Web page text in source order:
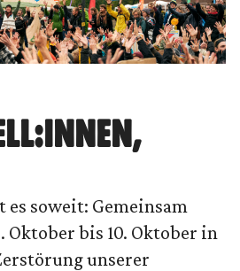
es soweit: Gemeinsam
Oktober bis 10. Oktober in
unserer